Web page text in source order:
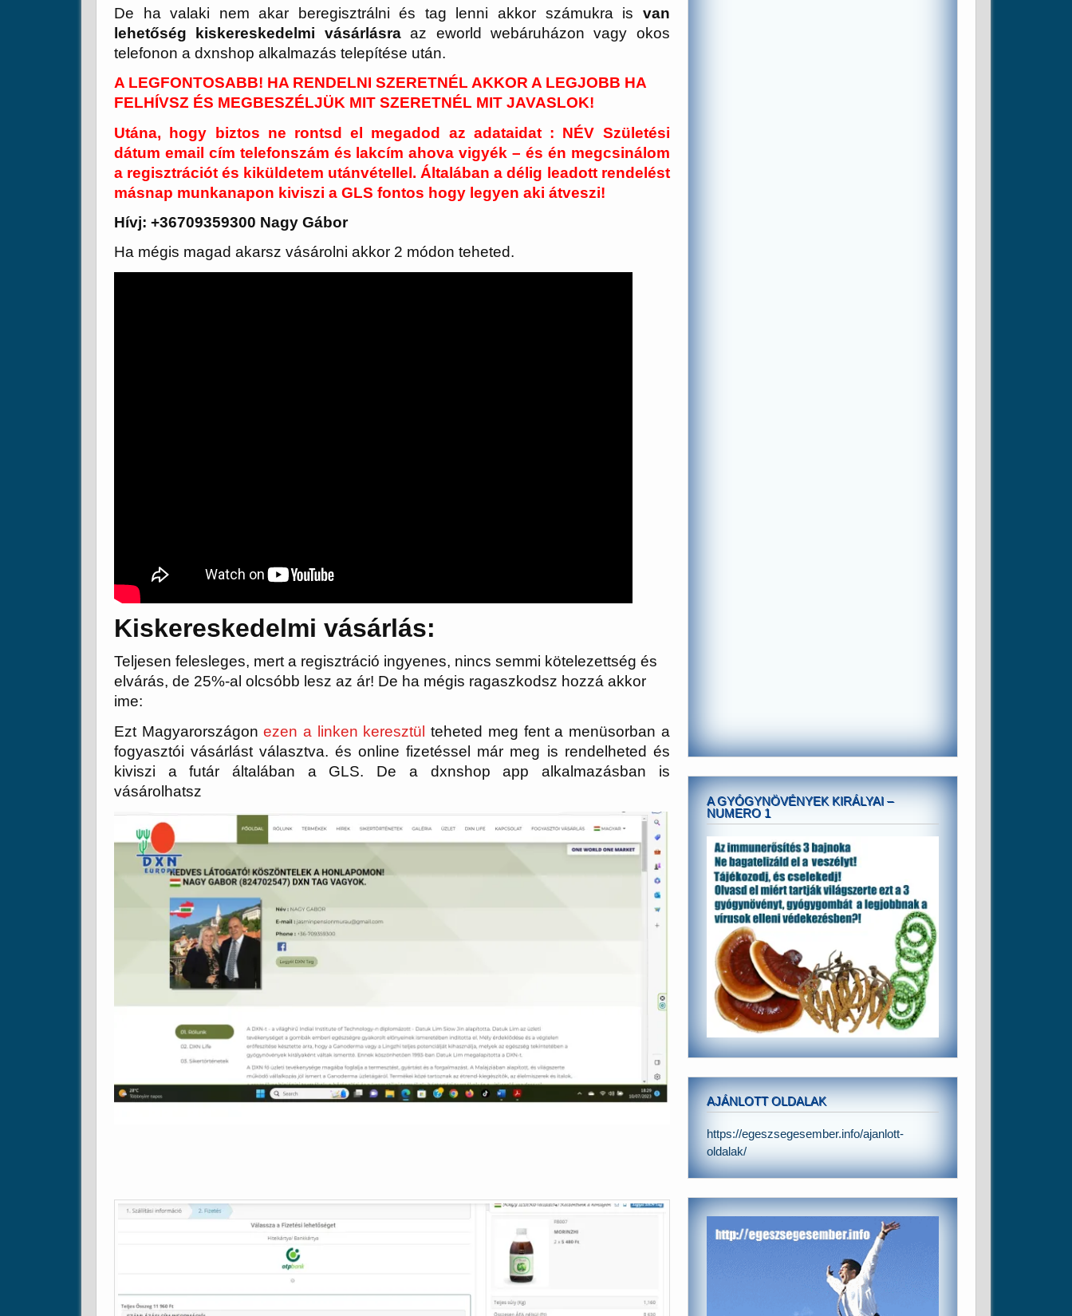
De ha valaki nem akar beregisztrálni és tag lenni akkor számukra is van
lehetőség kiskereskedelmi vásárlásraaz eworld webáruházon vagy okos
telefonon a dxnshop alkalmazás telepítése után.
A LEGFONTOSABB! HA RENDELNI SZERETNÉL AKKOR A LEGJOBB HA
FELHÍVSZ ÉS MEGBESZÉLJÜK MIT SZERETNÉL MIT JAVASLOK!
Utána, hogy biztos ne rontsd el megadod az adataidat : NÉV Születési
dátum email cím telefonszám és lakcím ahova vigyék – és én megcsinálom
a regisztrációt és kiküldetem utánvétellel. Általában a délig leadott rendelést
másnap munkanapon kiviszi a GLS fontos hogy legyen aki átveszi!
Hívj: +36709359300 Nagy Gábor
Ha mégis magad akarsz vásárolni akkor 2 módon teheted.
Kiskereskedelmi vásárlás:
Teljesen felesleges, mert a regisztráció ingyenes, nincs semmi kötelezettség és
elvárás, de 25%-al olcsóbb lesz az ár! De ha mégis ragaszkodsz hozzá akkor
ime:
Ezt Magyarországonezen a linken keresztül teheted meg fent a menüsorban a
fogyasztói vásárlást választva. és online fizetéssel már meg is rendelheted és
kiviszi a futár általában a GLS. De a dxnshop app alkalmazásban is
vásárolhatsz
A GYÓGYNÖVÉNYEK KIRÁLYAI –
NUMERO 1
AJÁNLOTT OLDALAK
https://egeszsegesember.info/ajanlott-
oldalak/